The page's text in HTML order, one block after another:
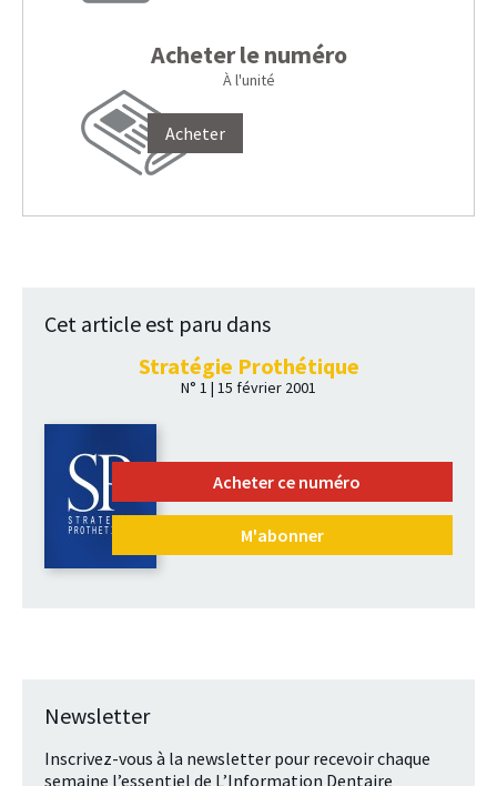
Acheter le numéro
À l'unité
Acheter
Cet article est paru dans
Stratégie Prothétique
N° 1 | 15 février 2001
Acheter ce numéro
M'abonner
Newsletter
Inscrivez-vous à la newsletter pour recevoir chaque
semaine l’essentiel de L’Information Dentaire